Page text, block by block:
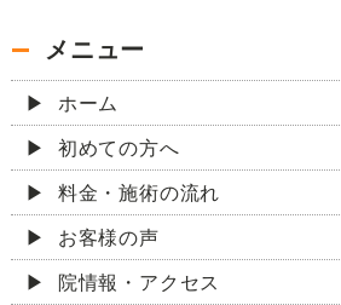
メニュー
ホーム
初めての方へ
料金・施術の流れ
お客様の声
院情報・アクセス